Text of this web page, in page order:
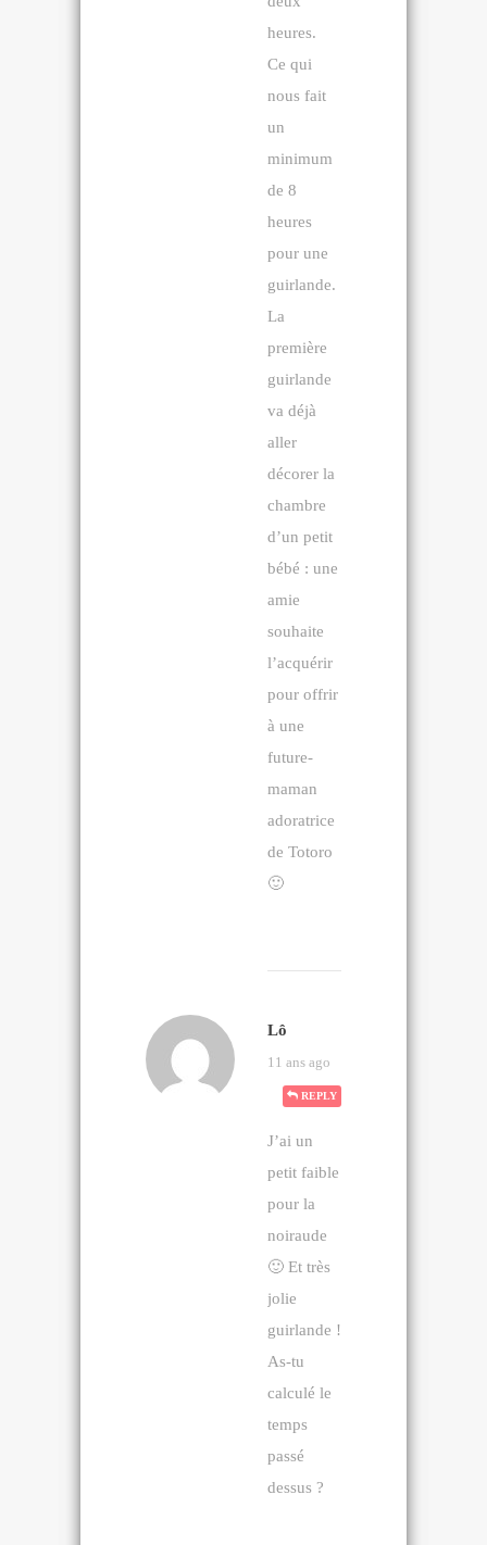
heures.
Ce qui
nous fait
un
minimum
de 8
heures
pour une
guirlande.
La
première
guirlande
va déjà
aller
décorer la
chambre
d’un petit
bébé : une
amie
souhaite
l’acquérir
pour offrir
à une
future-
maman
adoratrice
de Totoro
🙂
Lô
11 ans ago
REPLY
J’ai un
petit faible
pour la
noiraude
🙂 Et très
jolie
guirlande !
As-tu
calculé le
temps
passé
dessus ?